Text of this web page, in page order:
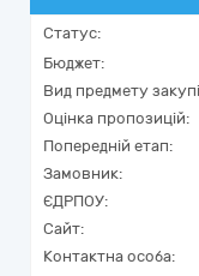
Статус:
Бюджет:
Вид предмету
Оцінка пропозицій:
Попередній етап:
Замовник:
ЄДРПОУ:
Сайт:
Контактна особа: